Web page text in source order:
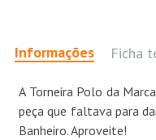
Informações Ficha
A Torneira Polo da
peça que faltava para
Banheiro. Aproveite!